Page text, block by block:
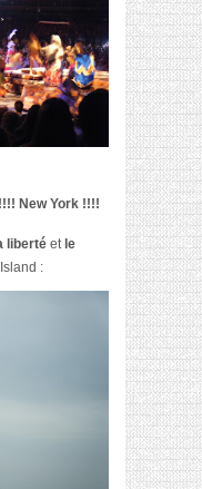
New York !!!!
liberté et le
: